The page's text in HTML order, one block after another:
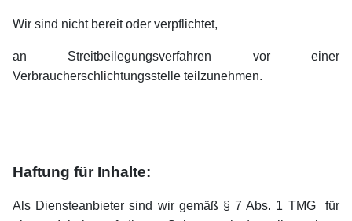
Wir sind nicht bereit oder verpflichtet,
an Streitbeilegungsverfahren vor einer
Verbraucherschlichtungsstelle teilzunehmen.
Haftung für Inhalte:
Als Diensteanbieter sind wir gemäß § 7 Abs. 1 TMG für